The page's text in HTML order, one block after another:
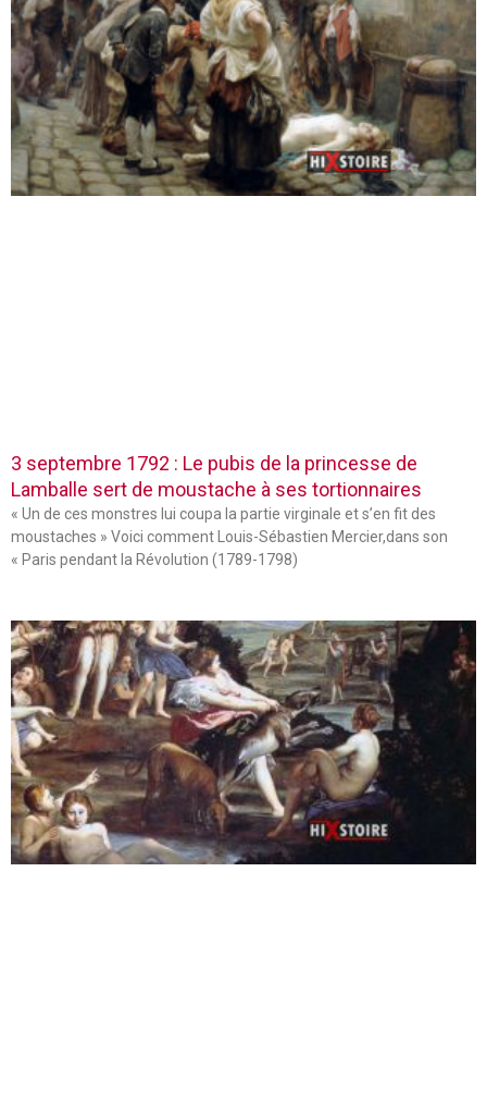
3 septembre 1792 : Le pubis de la princesse de
Lamballe sert de moustache à ses tortionnaires
« Un de ces monstres lui coupa la partie virginale et s’en fit des
moustaches » Voici comment Louis-Sébastien Mercier,dans son
« Paris pendant la Révolution (1789-1798)